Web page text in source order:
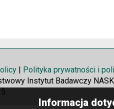
| Polityka prywatności i
Instytut Badawczy
Informacja